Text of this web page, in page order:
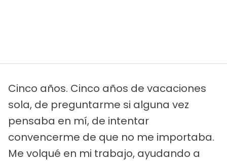
Cinco años. Cinco años de vacaciones
sola, de preguntarme si alguna vez
pensaba en mí, de intentar
convencerme de que no me importaba.
Me volqué en mi trabajo, ayudando a